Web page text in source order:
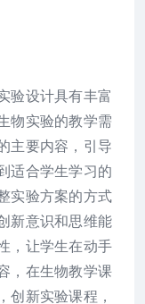
设计具有丰富
物实验的教学需
主要内容，引导
适合学生学习的
实验方案的方式
新意识和思维能
，让学生在动手
，在生物教学课
创新实验课程，